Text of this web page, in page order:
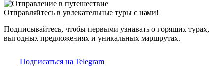
Отправляйтесь в увлекательные туры с нами!
Подписывайтесь, чтобы первыми узнавать о горящих турах,
выгодных предложениях и уникальных маршрутах.
Подписаться на Telegram